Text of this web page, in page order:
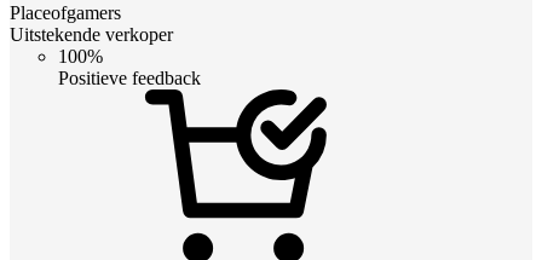
Placeofgamers
Uitstekende verkoper
100%
Positieve feedback